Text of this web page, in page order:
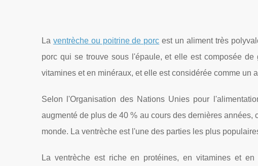
La ventrèche ou poitrine de porc est un aliment très
porc qui se trouve sous l'épaule, et elle est composée
vitamines et en minéraux, et elle est considérée comme un
Selon l'Organisation des Nations Unies pour
augmenté de plus de 40 % au cours des dernières
monde. La ventrèche est l'une des parties les plus
La ventrèche est riche en protéines, en vitamines et